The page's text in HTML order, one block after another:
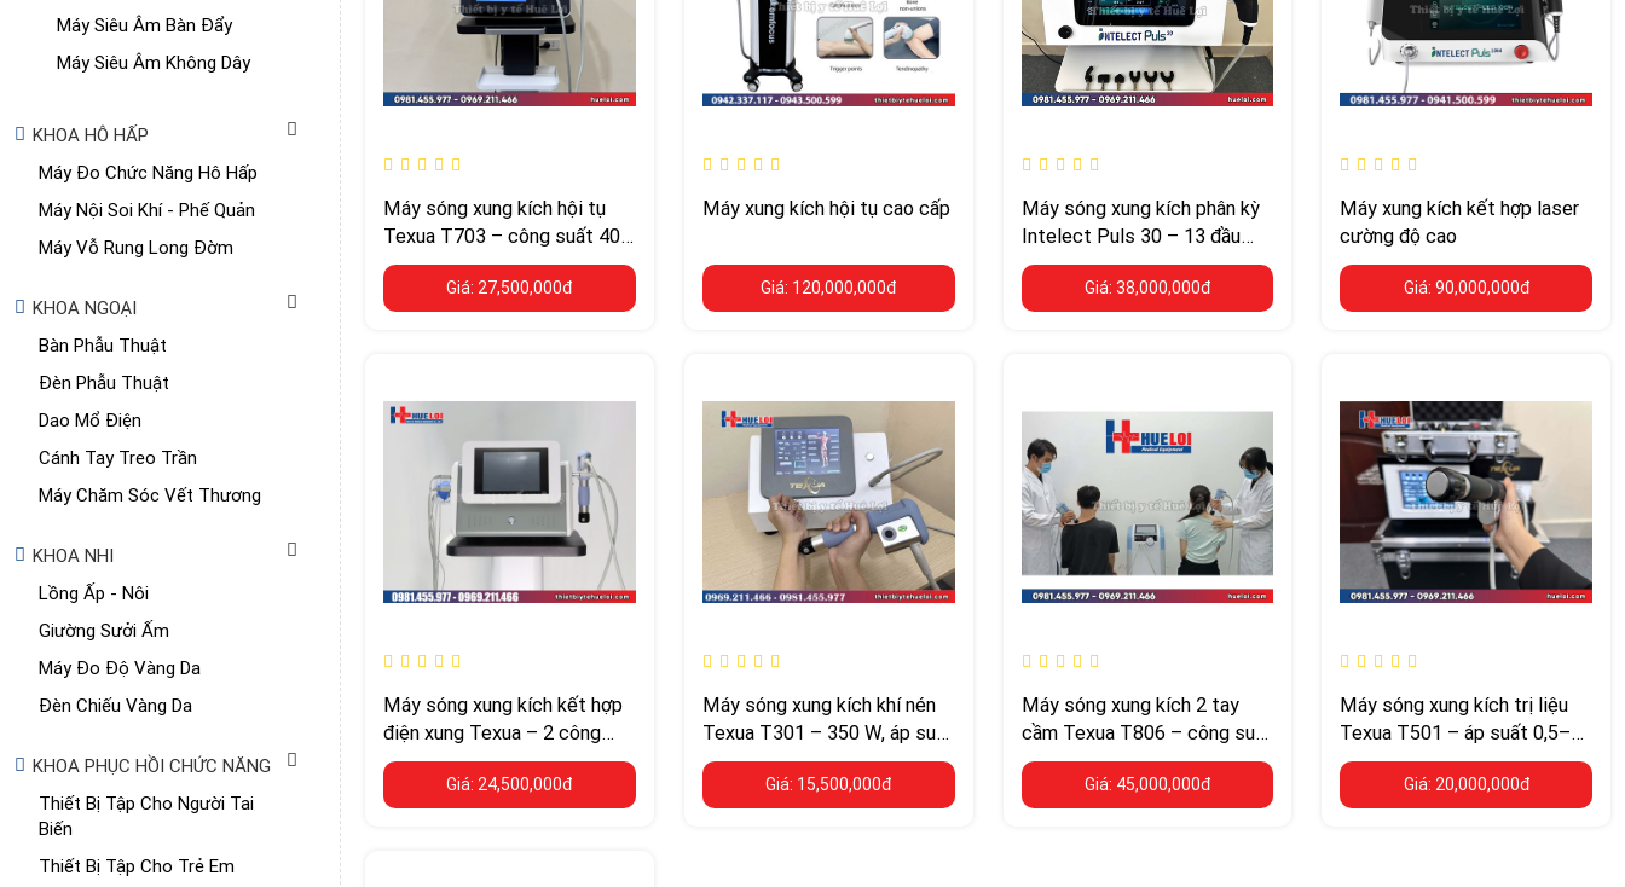
Máy Siêu Âm Bàn Đẩy
Máy Siêu Âm Không Dây
KHOA HÔ HẤP
Máy Đo Chức Năng Hô Hấp
Máy Nội Soi Khí - Phế Quản
Máy Vỗ Rung Long Đờm
KHOA NGOẠI
Bàn Phẫu Thuật
Đèn Phẫu Thuật
Dao Mổ Điện
Cánh Tay Treo Trần
Máy Chăm Sóc Vết Thương
KHOA NHI
Lồng Ấp - Nôi
Giường Sưởi Ấm
Máy Đo Độ Vàng Da
Đèn Chiếu Vàng Da
KHOA PHỤC HỒI CHỨC NĂNG
Thiết Bị Tập Cho Người Tai
Biến
Thiết Bị Tập Cho Trẻ Em
Máy sóng xung kích hội tụ
Texua T703 – công suất 400
W, áp suất tới 12 Bar
Giá: 27,500,000đ
Máy xung kích hội tụ cao cấp
Giá: 120,000,000đ
Máy sóng xung kích phân kỳ
Intelect Puls 30 – 13 đầu
điều trị, áp suất tới 10 Bar
Giá: 38,000,000đ
Máy xung kích kết hợp laser
cường độ cao
Giá: 90,000,000đ
Máy sóng xung kích kết hợp
điện xung Texua – 2 công
nghệ trên 1 thân máy
Giá: 24,500,000đ
Máy sóng xung kích khí nén
Texua T301 – 350 W, áp suất
0,5–8 Bar
Giá: 15,500,000đ
Máy sóng xung kích 2 tay
cầm Texua T806 – công suất
500 W, điều trị đồng thời 2
người bệnhGiá: 45,000,000đ
Máy sóng xung kích trị liệu
Texua T501 – áp suất 0,5–
10 Bar, 7 đầu bắn
Giá: 20,000,000đ